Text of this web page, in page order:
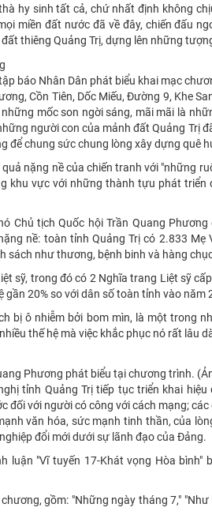
hy sinh tất cả, chứ nhất định không
miền đất nước đã về đây, chiến đấu
thiêng Quảng Trị, dựng lên những
báo Nhân Dân phát biểu khai mạc
Cồn Tiên, Dốc Miếu, Đường 9, Khe
mốc son ngời sáng, mãi mãi là
người con của mảnh đất Quảng Trị
để chung sức chung lòng xây dựng quê
nặng nề của chiến tranh với "những
khu vực với những thành tựu phát
Chủ tịch Quốc hội Trần Quang
nề: toàn tỉnh Quảng Trị có 2.833
sách như thương, bệnh binh và hàng
sỹ, trong đó có 2 Nghĩa trang Liệt sỹ
gần 20% so với dân số toàn tỉnh vào năm
bị ô nhiễm bởi bom mìn, là một trong
thế hệ mà việc khắc phục nó rất lâu
Phương phát biểu tại chương trình.
tỉnh Quảng Trị tiếp tục triển khai
đối với người có công với cách mạng;
văn hóa, sức mạnh tinh thần, của
đổi mới dưới sự lãnh đạo của Đảng.
luận "Vĩ tuyến 17-Khát vọng Hòa
gồm: "Những ngày tháng 7,"